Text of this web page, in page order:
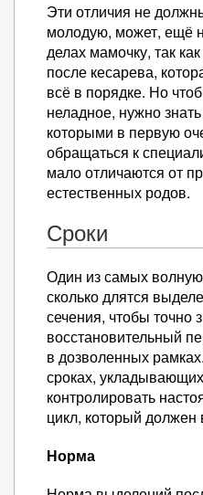
Эти отличия не
молодую, может, ещё
делах мамочку, так
после кесарева,
всё в порядке. Но
неладное, нужно
которыми в первую
обращаться к
мало отличаются от
естественных родов.
Сроки
Один из самых
сколько длятся
сечения, чтобы точно
восстановительный
в дозволенных
сроках,
контролировать
цикл, который должен
Норма